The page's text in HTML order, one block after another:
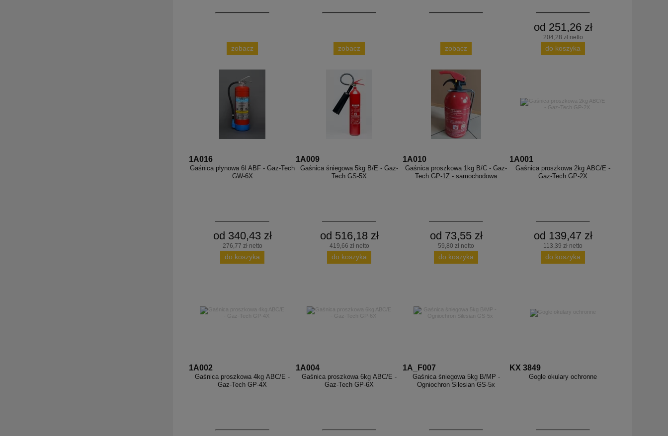
zobacz zobacz zobacz
od 251,26 zł
204,28 zł netto
do koszyka
1A016
Gaśnica płynowa 6l ABF - Gaz-Tech
GW-6X
od 340,43 zł
276,77 zł netto
do koszyka
1A009
Gaśnica śniegowa 5kg B/E - Gaz-
Tech GS-5X
od 516,18 zł
419,66 zł netto
do koszyka
1A010
Gaśnica proszkowa 1kg B/C - Gaz-
Tech GP-1Z - samochodowa
od 73,55 zł
59,80 zł netto
do koszyka
1A001
Gaśnica proszkowa 2kg ABC/E -
Gaz-Tech GP-2X
od 139,47 zł
113,39 zł netto
do koszyka
1A002
Gaśnica proszkowa 4kg ABC/E -
Gaz-Tech GP-4X
1A004
Gaśnica proszkowa 6kg ABC/E -
Gaz-Tech GP-6X
1A_F007
Gaśnica śniegowa 5kg B/MP -
Ogniochron Silesian GS-5x
KX 3849
Gogle okulary ochronne